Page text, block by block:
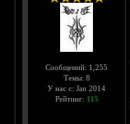
Сообщений: 1,255
Темы: 8
У нас с: Jan 2014
Рейтинг: 115